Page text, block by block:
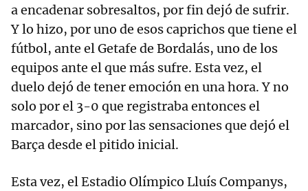
a encadenar sobresaltos, por fin dejó de sufrir.
Y lo hizo, por uno de esos caprichos que tiene el
fútbol, ante el Getafe de Bordalás, uno de los
equipos ante el que más sufre. Esta vez, el
duelo dejó de tener emoción en una hora. Y no
solo por el 3-0 que registraba entonces el
marcador, sino por las sensaciones que dejó el
Barça desde el pitido inicial.
Esta vez, el Estadio Olímpico Lluís Companys,